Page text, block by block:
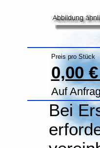
Preis pro Stück
0,00 €
Auf
Bei